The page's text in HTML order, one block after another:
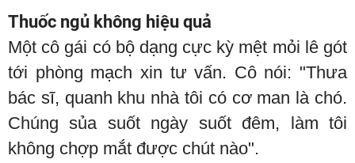
Thuốc ngủ không hiệu quả
Một cô gái có bộ dạng cực kỳ mệt mỏi lê gót
tới phòng mạch xin tư vấn. Cô nói: "Thưa
bác sĩ, quanh khu nhà tôi có cơ man là chó.
Chúng sủa suốt ngày suốt đêm, làm tôi
không chợp mắt được chút nào".